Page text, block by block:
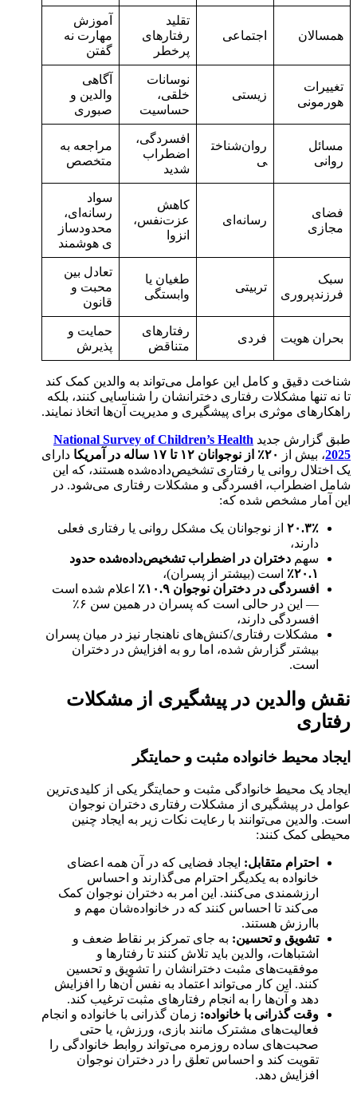
همسالان اجتماعی
تقلید
رفتارهای
پرخطر
آموزش
مهارت نه
گفتن
تغییرات
هورمونی
زیستی
نوسانات
خلقی،
حساسیت
آگاهی
والدین و
صبوری
مسائل
روانی
روان‌شناخت
ی
افسردگی،
اضطراب
شدید
مراجعه به
متخصص
فضای
مجازی
رسانه‌ای
کاهش
عزت‌نفس،
انزوا
سواد
رسانه‌ای،
محدودساز
ی هوشمند
سبک
فرزندپروری
تربیتی
طغیان یا
وابستگی
تعادل بین
محبت و
قانون
بحران هویت فردی
رفتارهای
متناقض
حمایت و
پذیرش
شناخت دقیق و کامل این عوامل می‌تواند به والدین کمک کند
تا نه تنها مشکلات رفتاری دخترانشان را شناسایی کنند، بلکه
راهکارهای موثری برای پیشگیری و مدیریت آن‌ها اتخاذ نمایند.
طبق گزارش جدید National Survey of Children’s Health
2025، بیش از ۲۰٪ از نوجوانان ۱۲ تا ۱۷ ساله در آمریکا
دارای
یک اختلال روانی یا رفتاری تشخیص‌داده‌شده هستند، که این
شامل اضطراب، افسردگی و مشکلات رفتاری می‌شود. در
این آمار مشخص شده که:
۲۰.۳٪ از نوجوانان یک مشکل روانی یا رفتاری فعلی
دارند،
سهم دختران در اضطراب تشخیص‌داده‌شده حدود
۲۰.۱٪
است (بیشتر از پسران)،
افسردگی در دختران نوجوان ۱۰.۹٪
اعلام شده است
— این در حالی است که پسران در همین سن ۶٪
افسردگی دارند،
مشکلات رفتاری/کنش‌های ناهنجار نیز در میان پسران
بیشتر گزارش شده، اما رو به افزایش در دختران
است.
نقش والدین در پیشگیری از مشکلات
رفتاری
ایجاد محیط خانواده مثبت و حمایتگر
ایجاد یک محیط خانوادگی مثبت و حمایتگر یکی از کلیدی‌ترین
عوامل در پیشگیری از مشکلات رفتاری دختران نوجوان
است. والدین می‌توانند با رعایت نکات زیر به ایجاد چنین
محیطی کمک کنند:
احترام متقابل: ایجاد فضایی که در آن همه اعضای
خانواده به یکدیگر احترام می‌گذارند و احساس
ارزشمندی می‌کنند. این امر به دختران نوجوان کمک
می‌کند تا احساس کنند که در خانواده‌شان مهم و
باارزش هستند.
تشویق و تحسین: به جای تمرکز بر نقاط ضعف و
اشتباهات، والدین باید تلاش کنند تا رفتارها و
موفقیت‌های مثبت دخترانشان را تشویق و تحسین
کنند. این کار می‌تواند اعتماد به نفس آن‌ها را افزایش
دهد و آن‌ها را به انجام رفتارهای مثبت ترغیب کند.
وقت گذرانی با خانواده: زمان گذرانی با خانواده و انجام
فعالیت‌های مشترک مانند بازی، ورزش، یا حتی
صحبت‌های ساده روزمره می‌تواند روابط خانوادگی را
تقویت کند و احساس تعلق را در دختران نوجوان
افزایش دهد.